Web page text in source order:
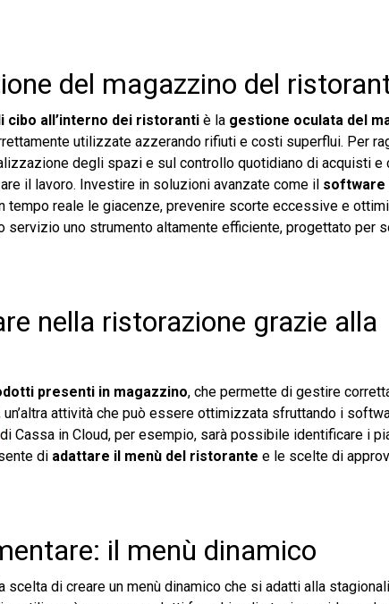
del magazzino del
cibo all’interno dei ristoranti è la gestione oculata del
utilizzate azzerando rifiuti e costi superflui. Per
degli spazi e sul controllo quotidiano di acquisti e
il lavoro. Investire in soluzioni avanzate come il software
tempo reale le giacenze, prevenire scorte eccessive e
uno strumento altamente efficiente, progettato per
nella ristorazione grazie alla
presenti in magazzino, che permette di gestire
attività che può essere ottimizzata sfruttando i
di Cassa in Cloud, per esempio, sarà possibile identificare i
di adattare il menù del ristorante e le scelte di
il menù dinamico
scelta di creare un menù dinamico che si adatti alla